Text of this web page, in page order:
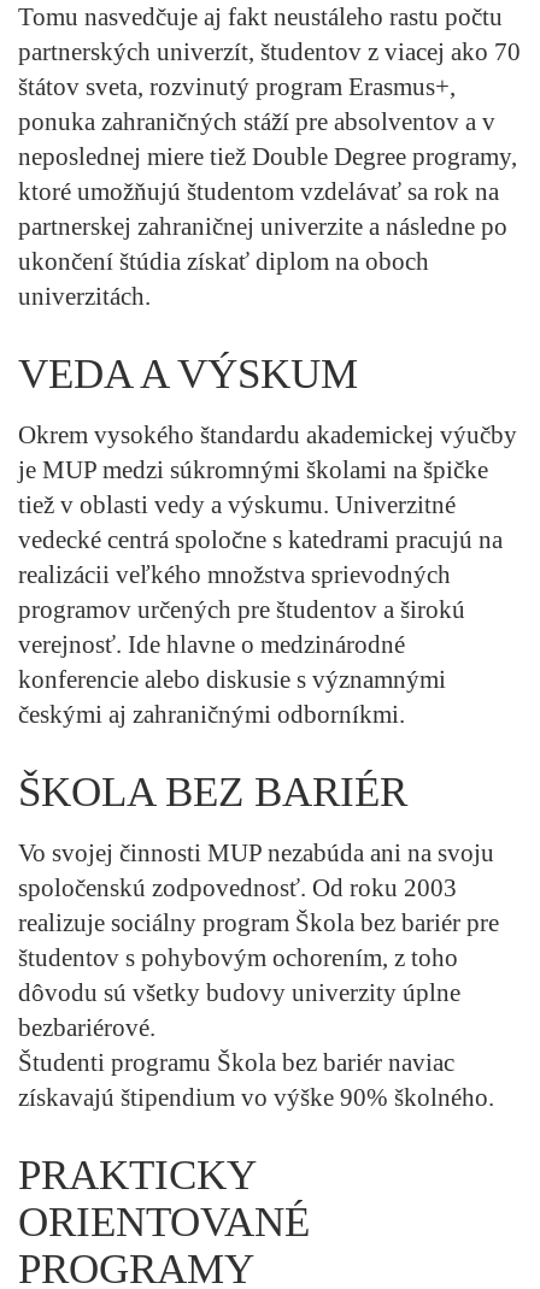
Tomu nasvedčuje aj fakt neustáleho rastu počtu
partnerských univerzít, študentov z viacej ako 70
štátov sveta, rozvinutý program Erasmus+,
ponuka zahraničných stáží pre absolventov a v
neposlednej miere tiež Double Degree programy,
ktoré umožňujú študentom vzdelávať sa rok na
partnerskej zahraničnej univerzite a následne po
ukončení štúdia získať diplom na oboch
univerzitách.
VEDA A VÝSKUM
Okrem vysokého štandardu akademickej výučby
je MUP medzi súkromnými školami na špičke
tiež v oblasti vedy a výskumu. Univerzitné
vedecké centrá spoločne s katedrami pracujú na
realizácii veľkého množstva sprievodných
programov určených pre študentov a širokú
verejnosť. Ide hlavne o medzinárodné
konferencie alebo diskusie s významnými
českými aj zahraničnými odborníkmi.
ŠKOLA BEZ BARIÉR
Vo svojej činnosti MUP nezabúda ani na svoju
spoločenskú zodpovednosť. Od roku 2003
realizuje sociálny program Škola bez bariér pre
študentov s pohybovým ochorením, z toho
dôvodu sú všetky budovy univerzity úplne
bezbariérové.
Študenti programu Škola bez bariér naviac
získavajú štipendium vo výške 90% školného.
PRAKTICKY
ORIENTOVANÉ
PROGRAMY